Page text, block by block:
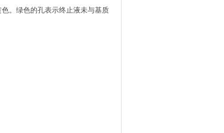
。绿色的孔表示终止液未与基质